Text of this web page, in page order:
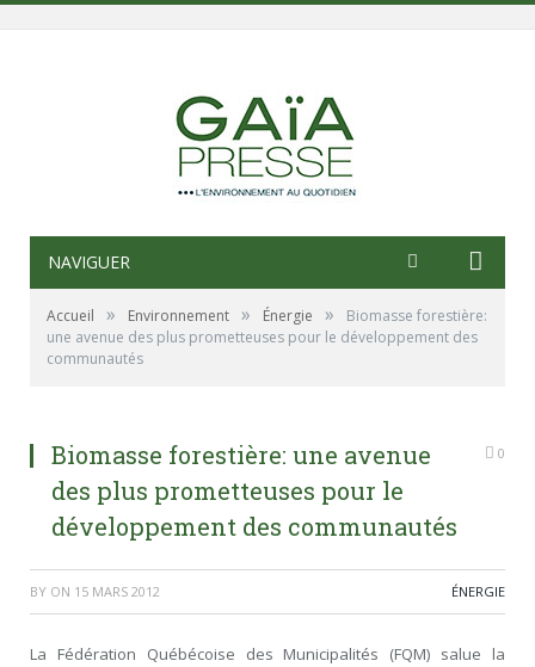
NAVIGUER
Accueil » Environnement » Énergie »
Biomasse forestière:
une avenue des plus prometteuses pour le développement des
communautés
Biomasse forestière: une avenue
des plus prometteuses pour le
développement des communautés
0
BY ON 15 MARS 2012 ÉNERGIE
La Fédération Québécoise des Municipalités (FQM) salue la